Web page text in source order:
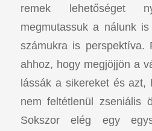
remek lehetőséget
megmutassuk a nálunk
számukra is perspektíva.
ahhoz, hogy megjöjjön a
lássák a sikereket és azt,
nem feltétlenül zseniális
Sokszor elég egy